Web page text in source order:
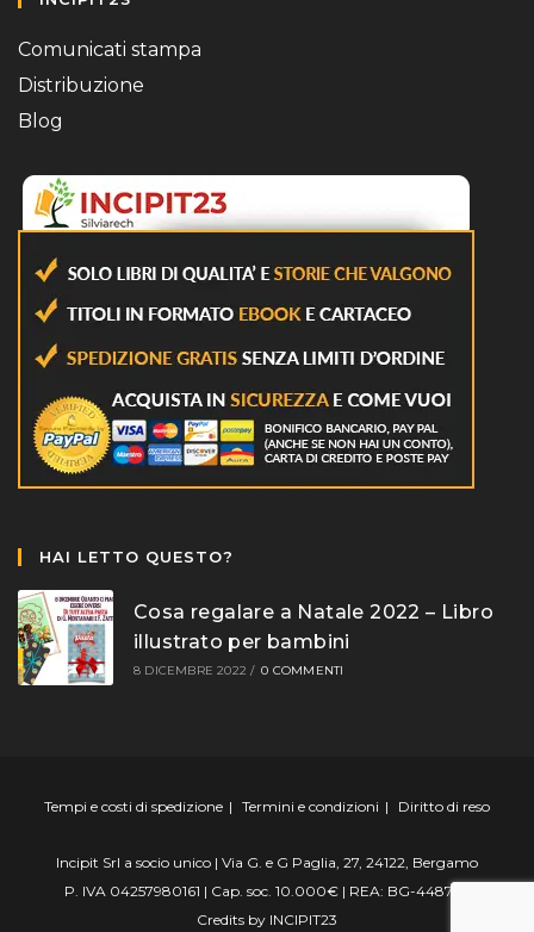
a
a
Comunicati stampa
Distribuzione
Blog
HAI LETTO QUESTO?
Cosa regalare a Natale 2022 – Libro
illustrato per bambini
8 DICEMBRE 2022 / 0 COMMENTI
Tempi e costi di spedizione Termini e condizioni Diritto di reso
Incipit Srl a socio unico | Via G. e G Paglia, 27, 24122, Bergamo
P. IVA 04257980161 | Cap. soc. 10.000€ | REA: BG-448799
Credits by INCIPIT23